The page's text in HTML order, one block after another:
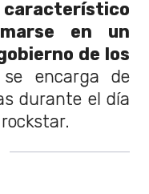
en un
de los
encarga de
durante el día